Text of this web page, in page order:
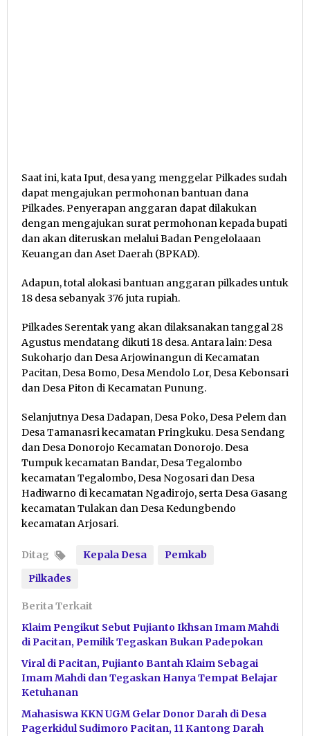
Saat ini, kata Iput, desa yang menggelar Pilkades sudah
dapat mengajukan permohonan bantuan dana
Pilkades. Penyerapan anggaran dapat dilakukan
dengan mengajukan surat permohonan kepada bupati
dan akan diteruskan melalui Badan Pengelolaaan
Keuangan dan Aset Daerah (BPKAD).
Adapun, total alokasi bantuan anggaran pilkades untuk
18 desa sebanyak 376 juta rupiah.
Pilkades Serentak yang akan dilaksanakan tanggal 28
Agustus mendatang dikuti 18 desa. Antara lain: Desa
Sukoharjo dan Desa Arjowinangun di Kecamatan
Pacitan, Desa Bomo, Desa Mendolo Lor, Desa Kebonsari
dan Desa Piton di Kecamatan Punung.
Selanjutnya Desa Dadapan, Desa Poko, Desa Pelem dan
Desa Tamanasri kecamatan Pringkuku. Desa Sendang
dan Desa Donorojo Kecamatan Donorojo. Desa
Tumpuk kecamatan Bandar, Desa Tegalombo
kecamatan Tegalombo, Desa Nogosari dan Desa
Hadiwarno di kecamatan Ngadirojo, serta Desa Gasang
kecamatan Tulakan dan Desa Kedungbendo
kecamatan Arjosari.
Ditag Kepala Desa
Pemkab
Pilkades
Berita Terkait
Klaim Pengikut Sebut Pujianto Ikhsan Imam Mahdi
di Pacitan, Pemilik Tegaskan Bukan Padepokan
Viral di Pacitan, Pujianto Bantah Klaim Sebagai
Imam Mahdi dan Tegaskan Hanya Tempat Belajar
Ketuhanan
Mahasiswa KKN UGM Gelar Donor Darah di Desa
Pagerkidul Sudimoro Pacitan, 11 Kantong Darah